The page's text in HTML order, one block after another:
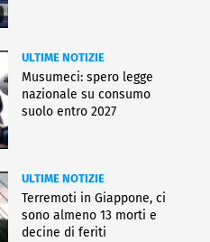
ULTIME NOTIZIE
Musumeci: spero legge
nazionale su consumo
suolo entro 2027
ULTIME NOTIZIE
Terremoti in Giappone, ci
sono almeno 13 morti e
decine di feriti